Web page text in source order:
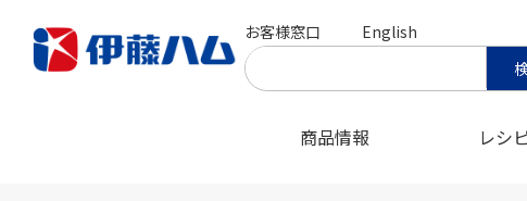
お客様窓口
English
商品情報 レシ